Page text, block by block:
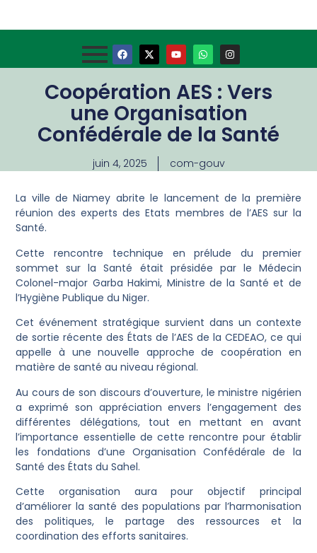
Coopération AES : Vers
une Organisation
Confédérale de la Santé
juin 4, 2025 com-gouv
La ville de Niamey abrite le lancement de la première
réunion des experts des Etats membres de l’AES sur la
Santé.
Cette rencontre technique en prélude du premier
sommet sur la Santé était présidée par le Médecin
Colonel-major Garba Hakimi, Ministre de la Santé et de
l’Hygiène Publique du Niger.
Cet événement stratégique survient dans un contexte
de sortie récente des États de l’AES de la CEDEAO, ce qui
appelle à une nouvelle approche de coopération en
matière de santé au niveau régional.
Au cours de son discours d’ouverture, le ministre nigérien
a exprimé son appréciation envers l’engagement des
différentes délégations, tout en mettant en avant
l’importance essentielle de cette rencontre pour établir
les fondations d’une Organisation Confédérale de la
Santé des États du Sahel.
Cette organisation aura pour objectif principal
d’améliorer la santé des populations par l’harmonisation
des politiques, le partage des ressources et la
coordination des efforts sanitaires.